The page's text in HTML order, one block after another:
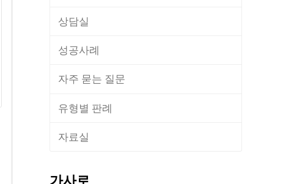
상담실
성공사례
자주 묻는 질문
유형별 판례
자료실
가사로